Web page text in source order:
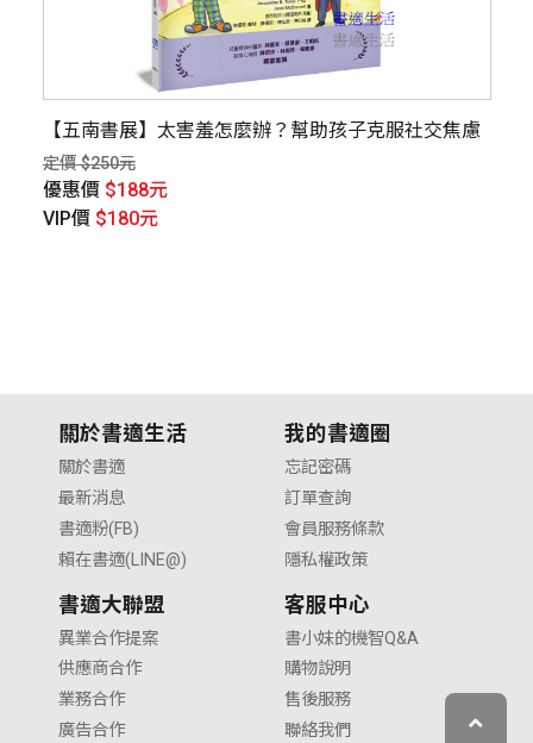
【五南書展】太害羞怎麼辦？幫助孩子克服社交焦慮
定價 $250元
優惠價 $188元
VIP價 $180元
關於書適生活
關於書適
最新消息
書適粉(FB)
賴在書適(LINE@)
我的書適圈
忘記密碼
訂單查詢
會員服務條款
隱私權政策
書適大聯盟
異業合作提案
供應商合作
業務合作
廣告合作
客服中心
書小妹的機智Q&A
購物說明
售後服務
聯絡我們